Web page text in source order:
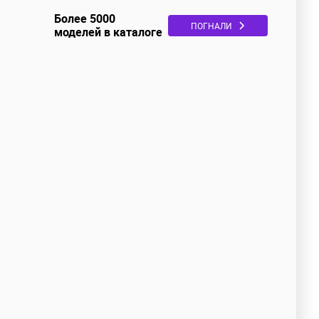
Более 5000
моделей в каталоге
ПОГНАЛИ